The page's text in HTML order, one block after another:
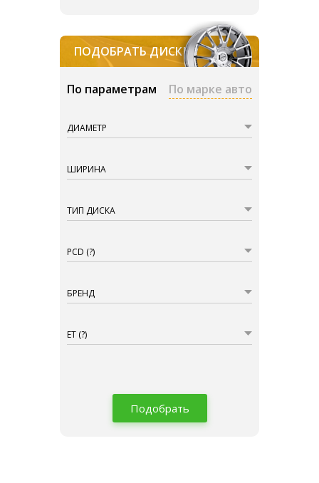
ПОДОБРАТЬ ДИСКИ
По параметрам По марке авто
ДИАМЕТР
ШИРИНА
ТИП ДИСКА
PCD (?)
БРЕНД
ET (?)
Подобрать